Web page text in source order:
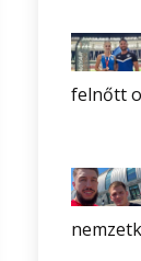
felnőtt